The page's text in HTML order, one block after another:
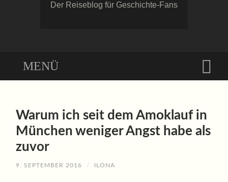
Der Reiseblog für Geschichte-Fans
Menü
SPRINGEN
Warum ich seit dem Amoklauf in
München weniger Angst habe als
zuvor
9. SEPTEMBER 2016 / ILONA